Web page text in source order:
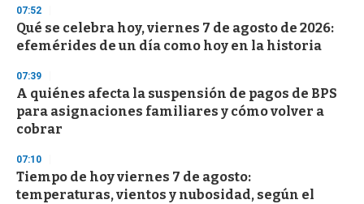
07:52
Qué se celebra hoy, viernes 7 de agosto de 2026:
efemérides de un día como hoy en la historia
07:39
A quiénes afecta la suspensión de pagos de BPS
para asignaciones familiares y cómo volver a
cobrar
07:10
Tiempo de hoy viernes 7 de agosto:
temperaturas, vientos y nubosidad, según el